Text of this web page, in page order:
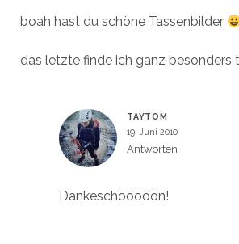
boah hast du schöne Tassenbilder
das letzte finde ich ganz besonders
TAYTOM
19. Juni 2010
Antworten
Dankeschööööön!